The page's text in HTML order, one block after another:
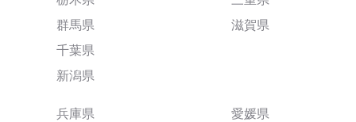
群馬県
千葉県
新潟県
滋賀県
兵庫県 愛媛県